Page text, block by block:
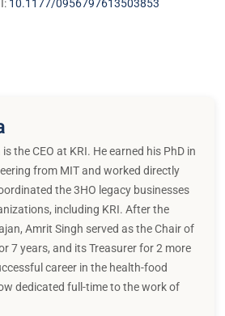
10.1177/0956797613503853
the CEO at KRI. He earned his PhD in
from MIT and worked directly
the 3HO legacy businesses
including KRI. After the
Amrit Singh served as the Chair of
7 years, and its Treasurer for 2 more
career in the health-food
dedicated full-time to the work of